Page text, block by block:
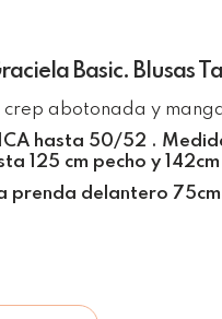
Basic. Blusas
crep abotonada y
hasta 50/52 .
125 cm pecho y
prenda delantero